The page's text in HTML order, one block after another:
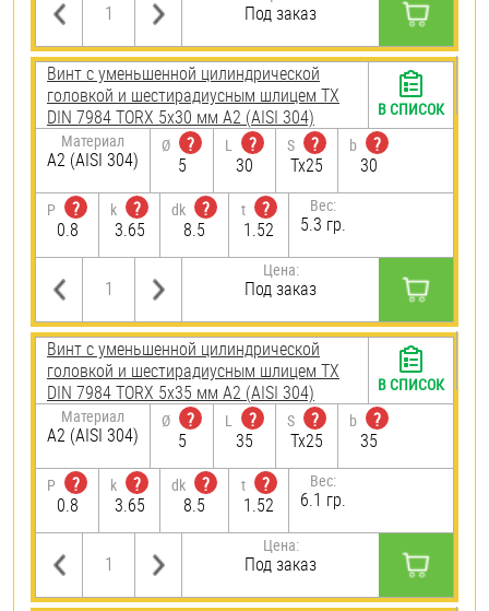
Под заказ
Винт с уменьшенной цилиндрической
головкой и шестирадиусным шлицем TX
DIN 7984 TORX 5х30 мм А2 (AISI 304)
Материал
А2 (AISI 304)
Ø
?
5
L
?
30
S
?
Tx25
b
?
30
P
?
0.8
k
?
3.65
dk
?
8.5
t
?
1.52
Вес:
5.3 гр.
Цена:
Под заказ
В СПИСОК
Винт с уменьшенной цилиндрической
головкой и шестирадиусным шлицем TX
DIN 7984 TORX 5х35 мм А2 (AISI 304)
Материал
А2 (AISI 304)
Ø
?
5
L
?
35
S
?
Tx25
b
?
35
P
?
0.8
k
?
3.65
dk
?
8.5
t
?
1.52
Вес:
6.1 гр.
Цена:
Под заказ
В СПИСОК